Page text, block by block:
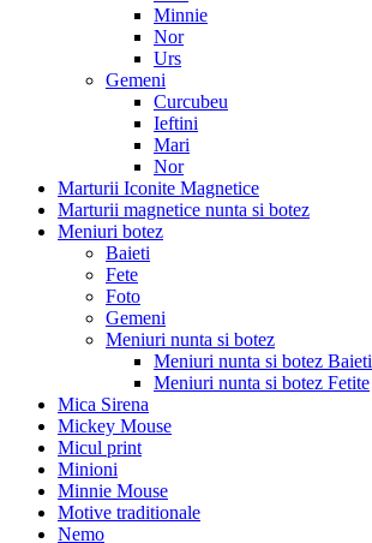
Minnie
Nor
Urs
Gemeni
Curcubeu
Ieftini
Mari
Nor
Marturii Iconite Magnetice
Marturii magnetice nunta si botez
Meniuri botez
Baieti
Fete
Foto
Gemeni
Meniuri nunta si botez
Meniuri nunta si botez Baieti
Meniuri nunta si botez Fetite
Mica Sirena
Mickey Mouse
Micul print
Minioni
Minnie Mouse
Motive traditionale
Nemo